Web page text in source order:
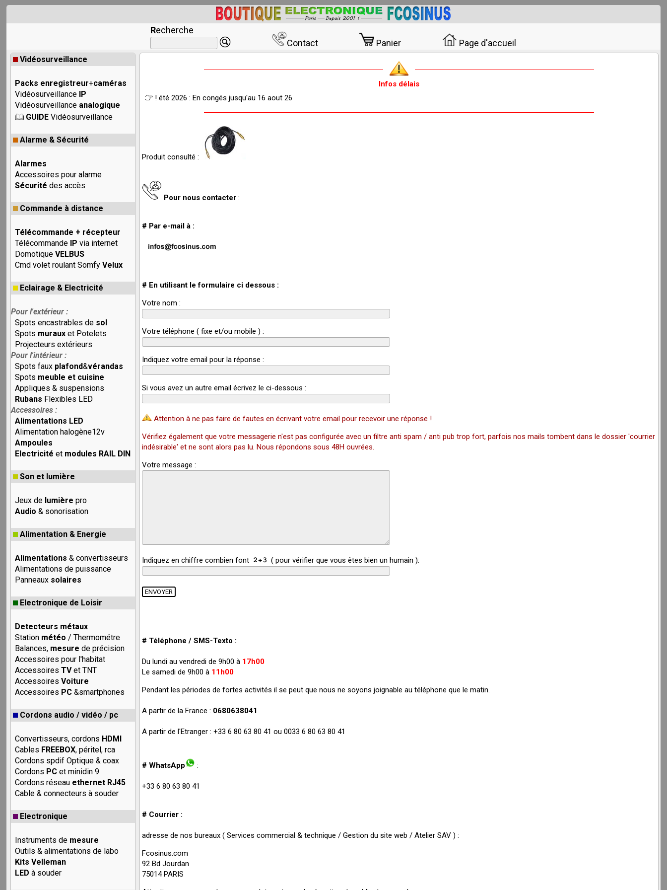
Recherche
Contact
Panier Page d'accueil
Vidéosurveillance
Packs enregistreur+caméras
Vidéosurveillance IP
Vidéosurveillance analogique
GUIDE Vidéosurveillance
Alarme & Sécurité
Alarmes
Accessoires pour alarme
Sécurité des accès
Commande à distance
Télécommande + récepteur
Télécommande IP via internet
DomotiqueVELBUS
Cmd volet roulant SomfyVelux
Eclairage & Electricité
Pour l'extérieur :
Spots encastrables de sol
Spots muraux et Potelets
Projecteurs extérieurs
Pour l'intérieur :
Spots faux plafond&vérandas
Spots meuble et cuisine
Appliques & suspensions
Rubans Flexibles LED
Accessoires :
Alimentations LED
Alimentation halogène12v
Ampoules
Electricité et modules RAIL DIN
Son et lumière
Jeux de lumière pro
Audio & sonorisation
Alimentation & Energie
Alimentations & convertisseurs
Alimentations de puissance
Panneaux solaires
Electronique de Loisir
Detecteurs métaux
Station météo / Thermométre
Balances, mesure de précision
Accessoires pour l'habitat
AccessoiresTVet TNT
AccessoiresVoiture
Accessoires PC &smartphones
Cordons audio / vidéo / pc
Convertisseurs, cordons HDMI
Cables FREEBOX, péritel, rca
Cordons spdif Optique & coax
Cordons PC et minidin 9
Cordons réseau ethernet RJ45
Cable & connecteurs à souder
Electronique
Instruments de mesure
Outils & alimentations de labo
Kits Velleman
LED à souder
Infos délais
! été 2026 : En congés jusqu'au 16 aout 26
Produit consulté :
Pour nous contacter:
# Par e-mail à :
# En utilisant le formulaire ci dessous :
Votre nom :
Votre téléphone ( fixe et/ou mobile ) :
Indiquez votre email pour la réponse :
Si vous avez un autre email écrivez le ci-dessous :
Attention à ne pas faire de fautes en écrivant votre email pour recevoir une réponse !
Vérifiez également que votre messagerie n'est pas configurée avec un filtre anti spam / anti pub trop fort, parfois nos mails tombent dans le dossier 'courrier
indésirable' et ne sont alors pas lu. Nous répondons sous 48H ouvrées.
Votre message :
Indiquez en chiffre combien font ( pour vérifier que vous êtes bien un humain ):
# Téléphone / SMS-Texto :
Du lundi au vendredi de 9h00 à 17h00
Le samedi de 9h00 à 11h00
Pendant les périodes de fortes activités il se peut que nous ne soyons joignable au téléphone que le matin.
A partir de la France : 0680638041
A partir de l'Etranger : +33 6 80 63 80 41 ou 0033 6 80 63 80 41
# WhatsApp :
+33 6 80 63 80 41
# Courrier :
adresse de nos bureaux ( Services commercial & technique / Gestion du site web / Atelier SAV ) :
Fcosinus.com
92 Bd Jourdan
75014 PARIS